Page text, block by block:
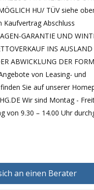
HU/ TÜV siehe
Kaufvertrag Abschluss
GARANTIE UND
INS
ABWICKLUNG DER
von Leasing- und
Sie auf unserer
Wir sind Montag -
von 9.30 – 14.00 Uhr
an einen Berater